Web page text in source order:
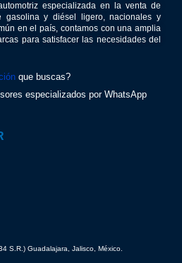
especializada en la venta de
gasolina y diésel ligero, nacionales y
en el país, contamos con una amplia
para satisfacer las necesidades del
que buscas?
especializados por WhatsApp
S.R.) Guadalajara, Jalisco, México.